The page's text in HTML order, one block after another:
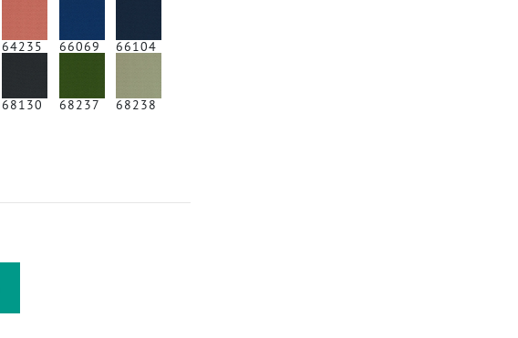
64235 66069 66104
68130 68237 68238